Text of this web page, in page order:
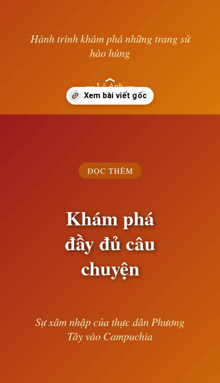
Hành trình khám phá những trang sử
hào hùng
— Lê Anh —
ĐỌC THÊM
Khám phá
đầy đủ câu
chuyện
Sự xâm nhập của thực dân Phương
Tây vào Campuchia